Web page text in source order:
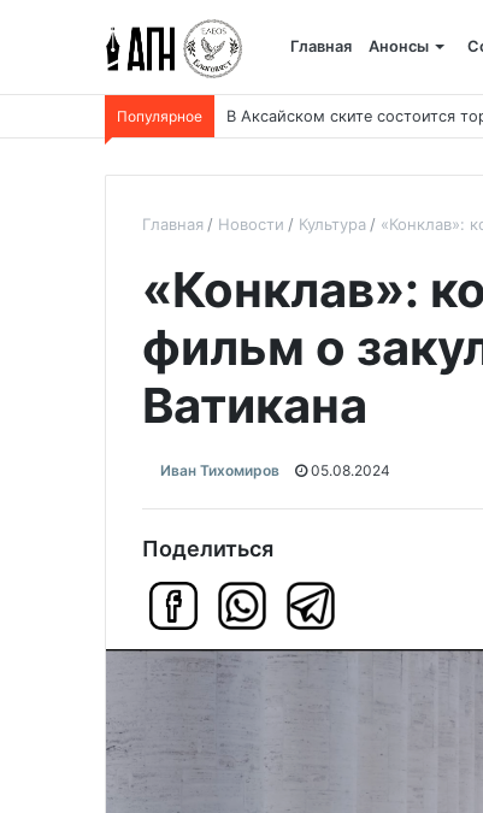
Главная Анонсы
Популярное В Аксайском ските состоится
Главная Новости Культура «Конклав»:
«Конклав»:
фильм о
Ватикана
Иван Тихомиров 05.08.2024
Поделиться